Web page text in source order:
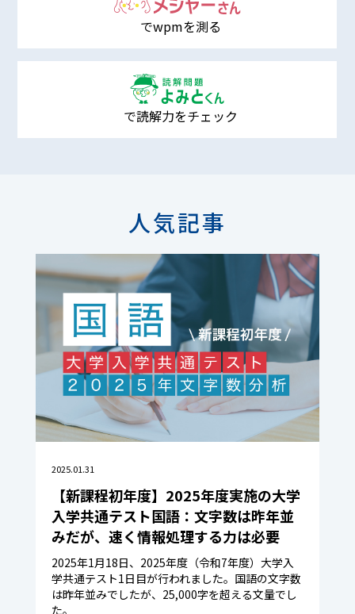
でwpmを測る
で読解力をチェック
人気記事
2025.01.31
【新課程初年度】2025年度実施の大学
入学共通テスト国語：文字数は昨年並
みだが、速く情報処理する力は必要
2025年1月18日、2025年度（令和7年度）大学入
学共通テスト1日目が行われました。国語の文字数
は昨年並みでしたが、25,000字を超える文量でし
た。